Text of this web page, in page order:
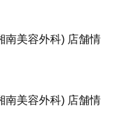
南美容外科) 店舗情
南美容外科) 店舗情